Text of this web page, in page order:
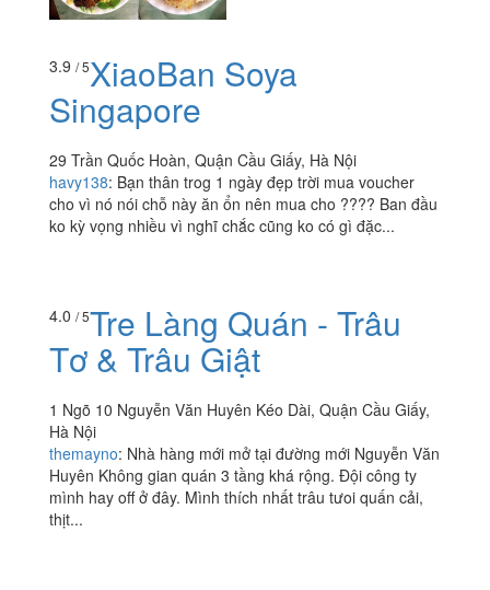
3.9 / 5XiaoBan Soya
Singapore
29 Trần Quốc Hoàn, Quận Cầu Giấy, Hà Nội
havy138: Bạn thân trog 1 ngày đẹp trời mua voucher
cho vì nó nói chỗ này ăn ổn nên mua cho ???? Ban đầu
ko kỳ vọng nhiều vì nghĩ chắc cũng ko có gì đặc...
4.0 / 5Tre Làng Quán - Trâu
Tơ & Trâu Giật
1 Ngõ 10 Nguyễn Văn Huyên Kéo Dài, Quận Cầu Giấy,
Hà Nội
themayno: Nhà hàng mới mở tại đường mới Nguyễn Văn
Huyên Không gian quán 3 tầng khá rộng. Đội công ty
mình hay off ở đây. Mình thích nhất trâu tưoi quấn cải,
thịt...